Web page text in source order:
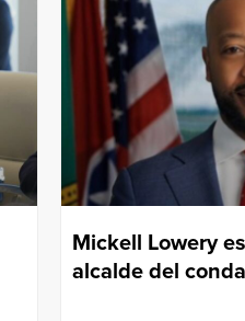
Mickell Lowery
alcalde del